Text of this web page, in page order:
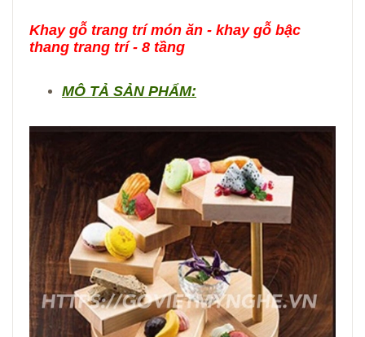
Khay gỗ trang trí món ăn - khay gỗ bậc
thang trang trí - 8 tầng
MÔ TẢ SẢN PHẨM: